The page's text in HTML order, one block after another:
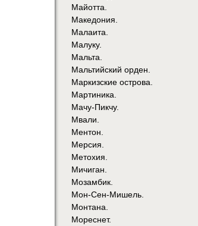
Майотта.
Македония.
Малаита.
Малуку.
Мальта.
Мальтийский орден.
Маркизские острова.
Мартиника.
Мачу-Пикчу.
Мвали.
Ментон.
Мерсия.
Метохия.
Мичиган.
Мозамбик.
Мон-Сен-Мишель.
Монтана.
Мореснет.